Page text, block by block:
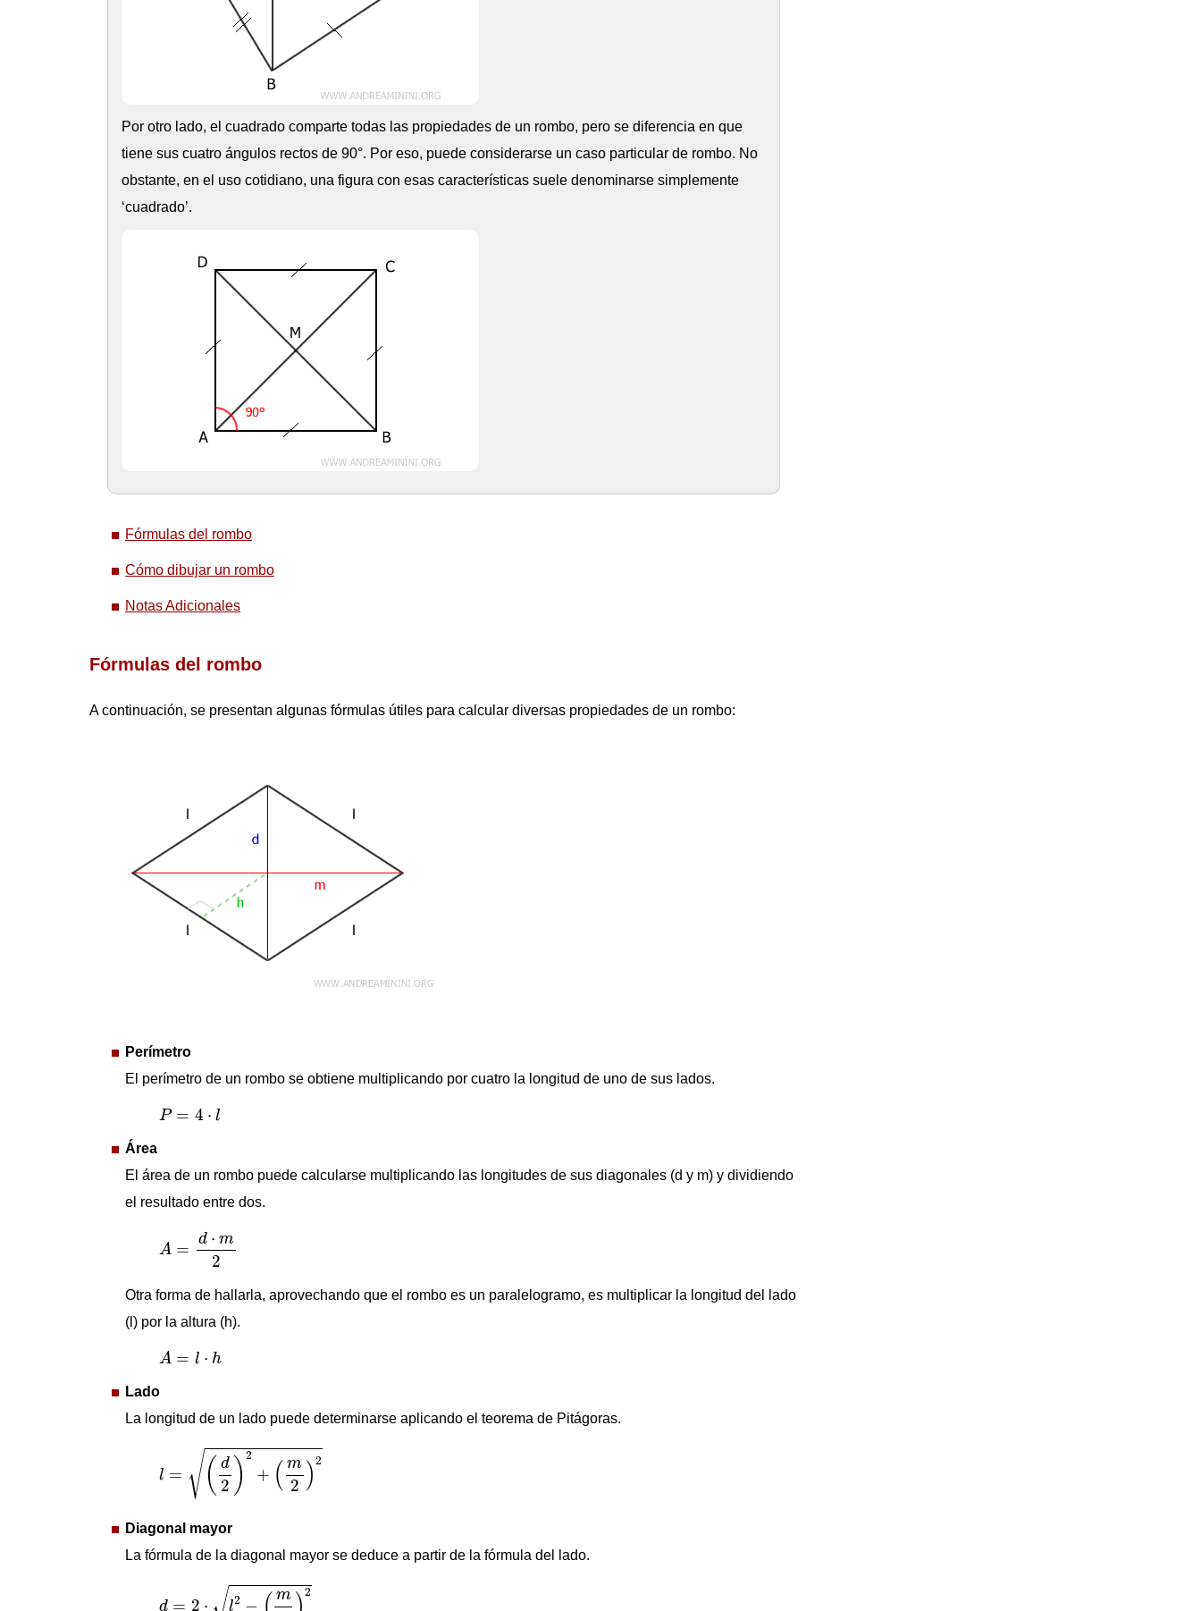
Por otro lado, el cuadrado comparte todas las propiedades de un rombo, pero se diferencia en que
tiene sus cuatro ángulos rectos de 90°. Por eso, puede considerarse un caso particular de rombo. No
obstante, en el uso cotidiano, una figura con esas características suele denominarse simplemente
‘cuadrado’.
Fórmulas del rombo
Cómo dibujar un rombo
Notas Adicionales
Fórmulas del rombo
A continuación, se presentan algunas fórmulas útiles para calcular diversas propiedades de un rombo:
Perímetro
El perímetro de un rombo se obtiene multiplicando por cuatro la longitud de uno de sus lados.
P = 4 ⋅ l
P 4⋅
Área
El área de un rombo puede calcularse multiplicando las longitudes de sus diagonales (d y m) y dividiendo
el resultado entre dos.
A =
d ⋅ m
2
⋅m
Otra forma de hallarla, aprovechando que el rombo es un paralelogramo, es multiplicar la longitud del lado
(l) por la altura (h).
A = l ⋅ h
⋅
Lado
La longitud de un lado puede determinarse aplicando el teorema de Pitágoras.
l = √( d
2 ) 2
+ ( m
2 )2
(d2)2+(m2)2
Diagonal mayor
La fórmula de la diagonal mayor se deduce a partir de la fórmula del lado.
d = 2 ⋅ l2 −
m 2
2−(m2)2